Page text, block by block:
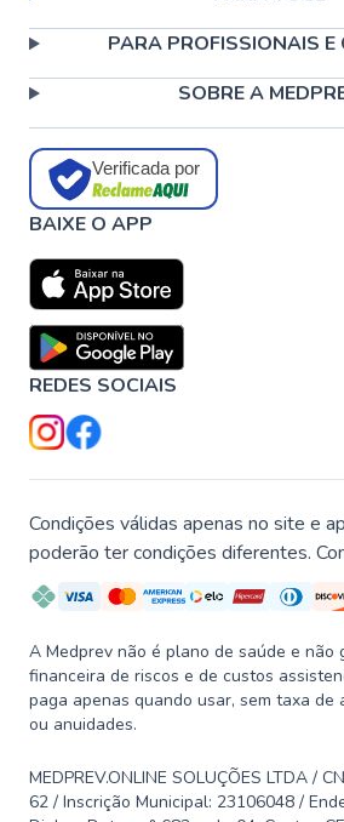
PARA PROFISSIONAIS E
SOBRE A
Verificada por
BAIXE O APP
REDES SOCIAIS
Condições válidas apenas no site e
poderão ter condições diferentes.
A Medprev não é plano de saúde e não
financeira de riscos e de custos
paga apenas quando usar, sem taxa de
ou anuidades.
MEDPREV.ONLINE SOLUÇÕES LTDA /
62 / Inscrição Municipal: 23106048 /